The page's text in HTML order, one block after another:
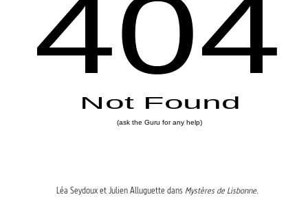
Léa Seydoux et Julien Alluguette dans Mystères de Lisbonne.